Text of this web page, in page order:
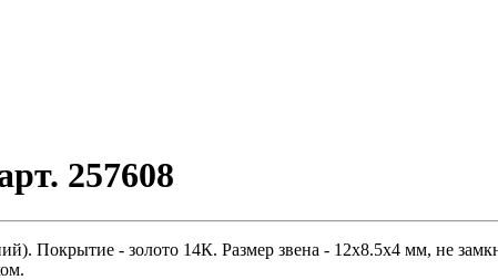
257608
Покрытие - золото 14К. Размер звена - 12х8.5х4 мм, не